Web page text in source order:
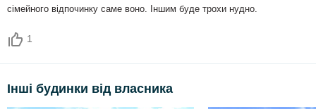
сімейного відпочинку саме воно. Іншим буде трохи нудно.
1
Інші будинки від власника